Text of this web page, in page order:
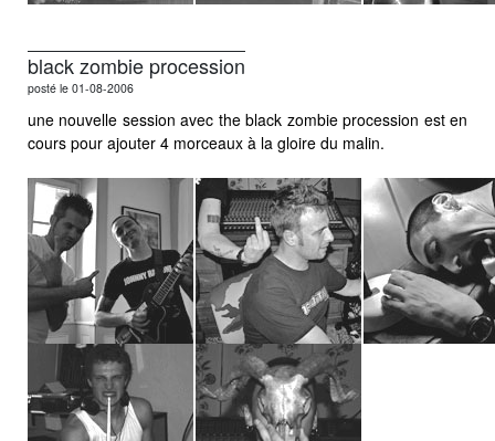
black zombie procession
posté le 01-08-2006
une nouvelle session avec the black zombie procession est en
cours pour ajouter 4 morceaux à la gloire du malin.